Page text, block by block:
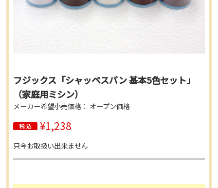
フジックス「シャッペスパン 基本5色セット」
（家庭用ミシン）
メーカー希望小売価格： オープン価格
¥1,238
只今お取扱い出来ません